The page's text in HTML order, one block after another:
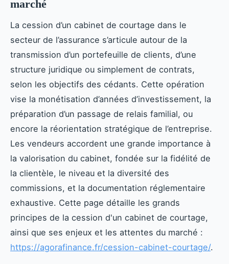
marché
La cession d’un cabinet de courtage dans le
secteur de l’assurance s’articule autour de la
transmission d’un portefeuille de clients, d’une
structure juridique ou simplement de contrats,
selon les objectifs des cédants. Cette opération
vise la monétisation d’années d’investissement, la
préparation d’un passage de relais familial, ou
encore la réorientation stratégique de l’entreprise.
Les vendeurs accordent une grande importance à
la valorisation du cabinet, fondée sur la fidélité de
la clientèle, le niveau et la diversité des
commissions, et la documentation réglementaire
exhaustive. Cette page détaille les grands
principes de la cession d'un cabinet de courtage,
ainsi que ses enjeux et les attentes du marché :
https://agorafinance.fr/cession-cabinet-courtage/.